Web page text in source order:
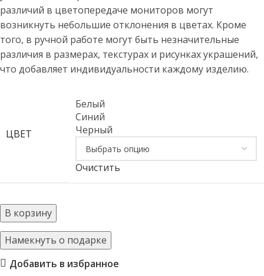
различий в цветопередаче мониторов могут
возникнуть небольшие отклонения в цветах. Кроме
того, в ручной работе могут быть незначительные
различия в размерах, текстурах и рисунках украшений,
что добавляет индивидуальности каждому изделию.
ЦВЕТ
Белый
Синий
Черный
Очистить
В корзину
Намекнуть о подарке
Добавить в избранное